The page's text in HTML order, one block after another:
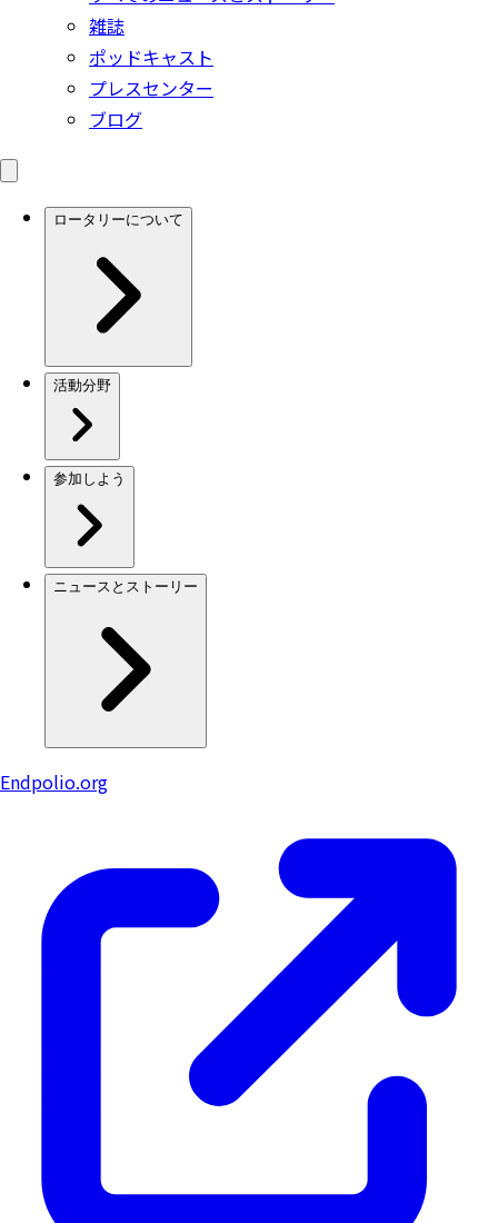
雑誌
ポッドキャスト
プレスセンター
ブログ
ロータリーについて
活動分野
参加しよう
ニュースとストーリー
Endpolio.org